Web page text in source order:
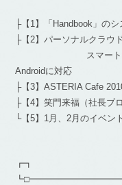
├【1】「Handbook」の
├【2】パーソナルクラウ
スマートフォン用
Androidに対応
├【3】ASTERIA Cafe
├【4】笑門来福（社長ブ
└【5】1月、2月のイベン
┏┓